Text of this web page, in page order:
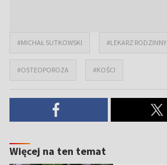
#MICHAŁ SUTKOWSKI #LEKARZ RODZINNY
#OSTEOPOROZA #KOŚCI
Więcej na ten temat